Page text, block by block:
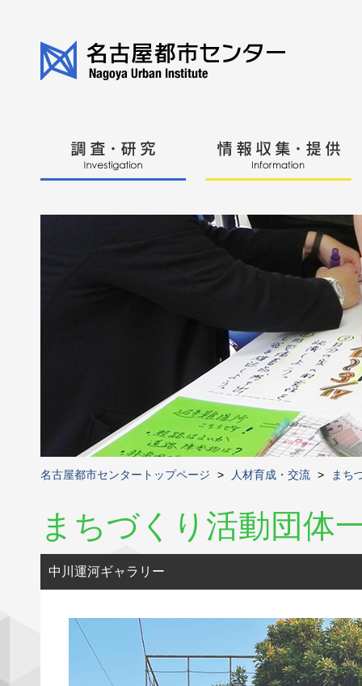
名古屋都市センタートップページ > 人材育成・交流 > まち
まちづくり活動団体
中川運河ギャラリー